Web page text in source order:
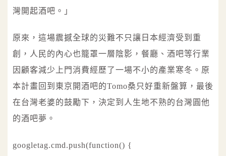
灣開起酒吧。」
原來，這場震撼全球的災難不只讓日本經濟受到重
創，人民的內心也籠罩一層陰影，餐廳、酒吧等行業
因顧客減少上門消費經歷了一場不小的產業寒冬。原
本計畫回到東京開酒吧的Tomo桑只好重新盤算，最後
在台灣老婆的鼓勵下，決定到人生地不熟的台灣圓他
的酒吧夢。
googletag.cmd.push(function() {